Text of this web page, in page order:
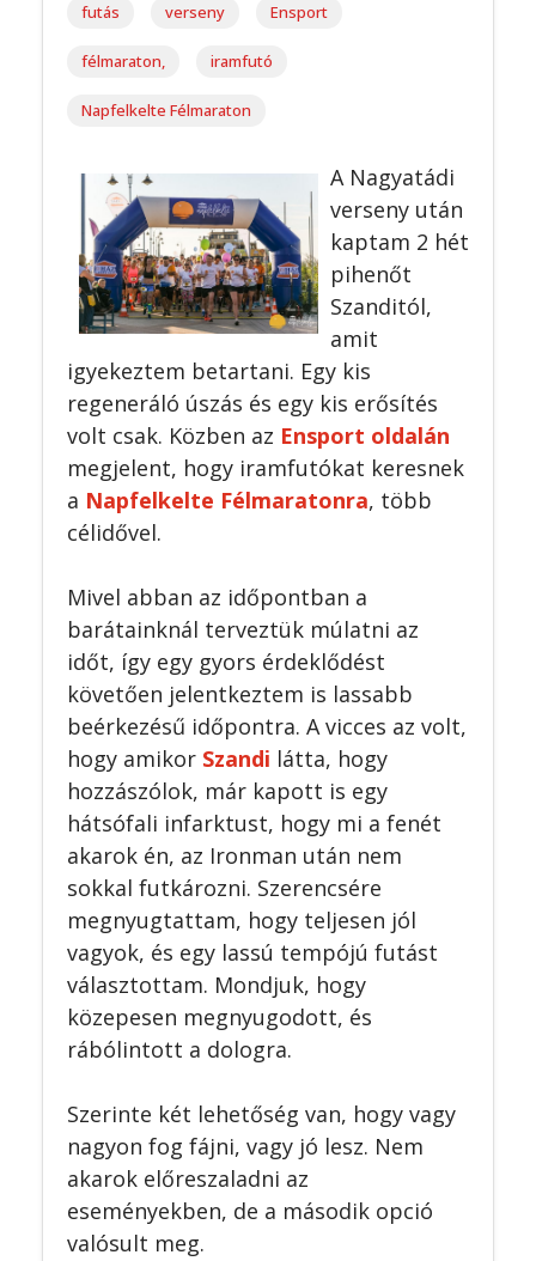
futás verseny Ensport
félmaraton, iramfutó
Napfelkelte Félmaraton
A Nagyatádi
verseny után
kaptam 2 hét
pihenőt
Szanditól,
amit
igyekeztem betartani. Egy kis
regeneráló úszás és egy kis erősítés
volt csak. Közben az Ensport oldalán
megjelent, hogy iramfutókat keresnek
a Napfelkelte Félmaratonra, több
célidővel.
Mivel abban az időpontban a
barátainknál terveztük múlatni az
időt, így egy gyors érdeklődést
követően jelentkeztem is lassabb
beérkezésű időpontra. A vicces az volt,
hogy amikor Szandi látta, hogy
hozzászólok, már kapott is egy
hátsófali infarktust, hogy mi a fenét
akarok én, az Ironman után nem
sokkal futkározni. Szerencsére
megnyugtattam, hogy teljesen jól
vagyok, és egy lassú tempójú futást
választottam. Mondjuk, hogy
közepesen megnyugodott, és
rábólintott a dologra.
Szerinte két lehetőség van, hogy vagy
nagyon fog fájni, vagy jó lesz. Nem
akarok előreszaladni az
eseményekben, de a második opció
valósult meg.